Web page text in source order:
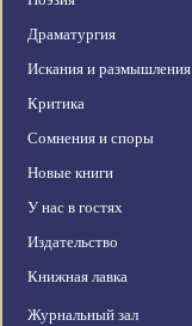
Драматургия
Искания и размышления
Критика
Сомнения и споры
Новые книги
У нас в гостях
Издательство
Книжная лавка
Журнальный зал